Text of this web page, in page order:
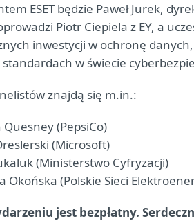
ESET będzie Paweł Jurek,
Piotr Ciepiela z EY, a
inwestycji w ochronę
w świecie
znajdą się m.in.:
(PepsiCo)
(Microsoft)
(Ministerstwo Cyfryzacji)
Okońska (Polskie Sieci
jest bezpłatny.